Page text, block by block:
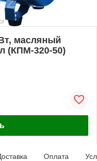
масляный
(КПМ-320-50)
Оплата